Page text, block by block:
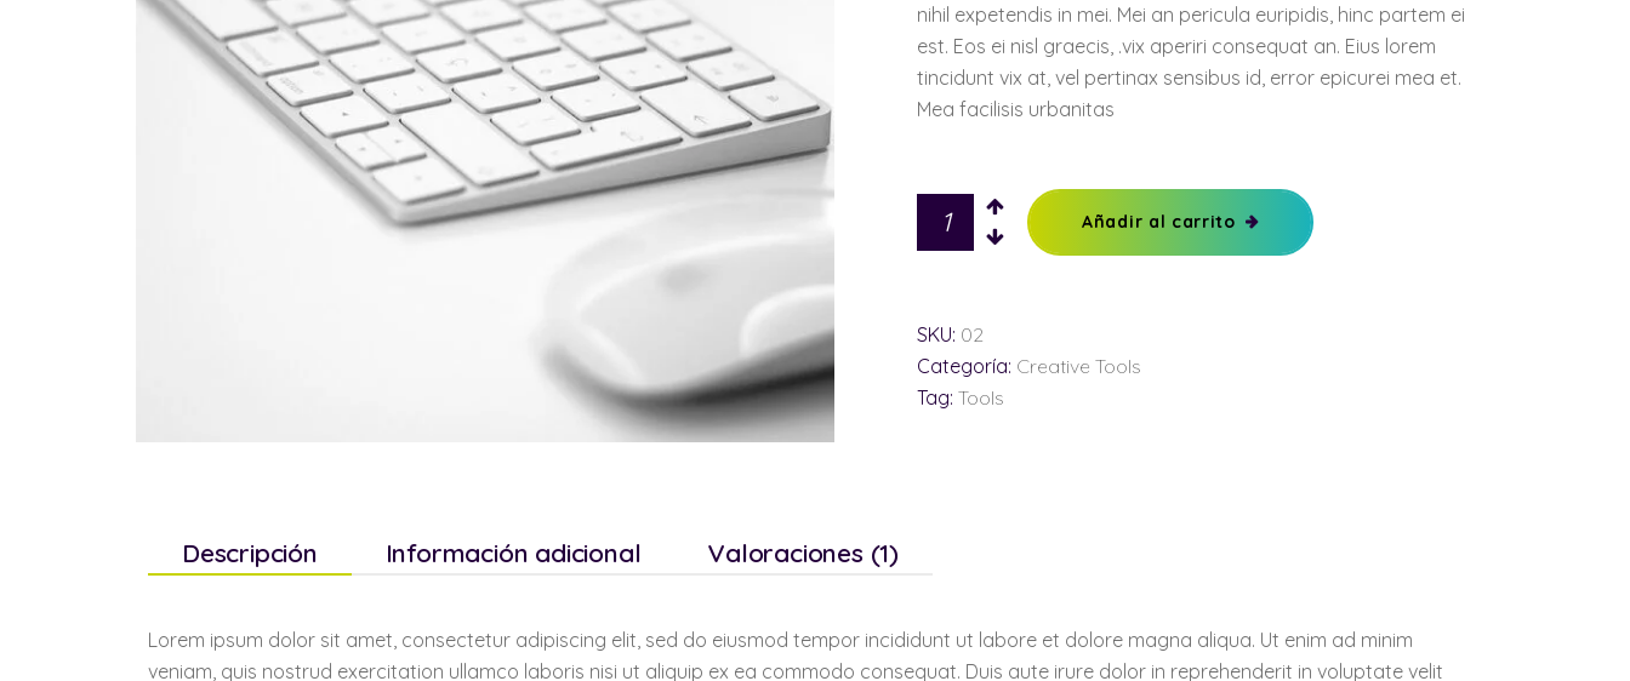
nihil expetendis in mei. Mei an pericula euripidis, hinc partem ei
est. Eos ei nisl graecis, .vix aperiri consequat an. Eius lorem
tincidunt vix at, vel pertinax sensibus id, error epicurei mea et.
Mea facilisis urbanitas
Mouse
and
Añadir al carrito
SKU: 02
Categoría: Creative Tools
Tag: Tools
Descripción Información adicional Valoraciones (1)
Lorem ipsum dolor sit amet, consectetur adipiscing elit, sed do eiusmod tempor incididunt ut labore et dolore magna aliqua. Ut enim ad minim
veniam, quis nostrud exercitation ullamco laboris nisi ut aliquip ex ea commodo consequat. Duis aute irure dolor in reprehenderit in voluptate velit